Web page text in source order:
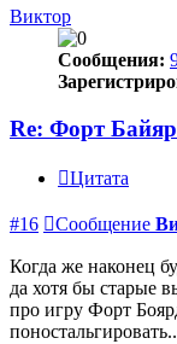
Виктор
Сообщения:
Re: Форт
Цитата
#16 Сообщение
Когда же наконец
да хотя бы старые
про игру Форт